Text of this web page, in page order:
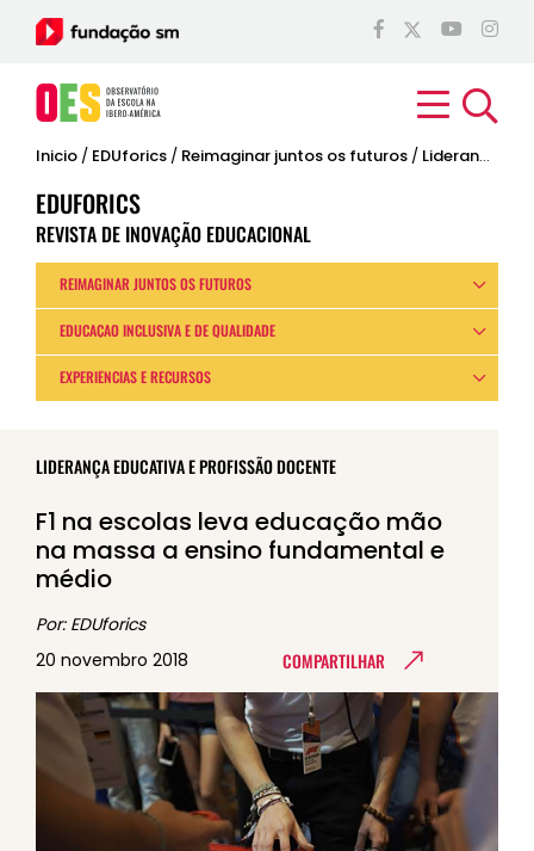
Inicio / EDUforics / Reimaginar juntos os futuros / Liderança educativa e profissão docente
EDUFORICS
REVISTA DE INOVAÇÃO EDUCACIONAL
REIMAGINAR JUNTOS OS FUTUROS
EDUCAÇÃO INCLUSIVA E DE QUALIDADE
EXPERIÊNCIAS E RECURSOS
LIDERANÇA EDUCATIVA E PROFISSÃO DOCENTE
F1 na escolas leva educação mão
na massa a ensino fundamental e
médio
Por: EDUforics
20 novembro 2018
COMPARTILHAR